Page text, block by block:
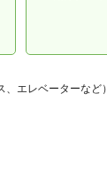
エレベーターなど